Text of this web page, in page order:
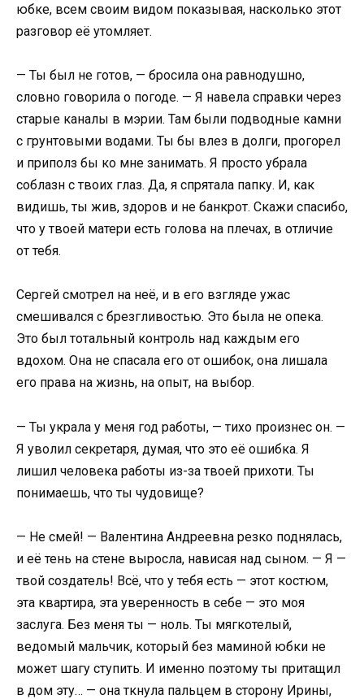
юбке, всем своим видом показывая, насколько этот
разговор её утомляет.
— Ты был не готов, — бросила она равнодушно,
словно говорила о погоде. — Я навела справки через
старые каналы в мэрии. Там были подводные камни
с грунтовыми водами. Ты бы влез в долги, прогорел
и приполз бы ко мне занимать. Я просто убрала
соблазн с твоих глаз. Да, я спрятала папку. И, как
видишь, ты жив, здоров и не банкрот. Скажи спасибо,
что у твоей матери есть голова на плечах, в отличие
от тебя.
Сергей смотрел на неё, и в его взгляде ужас
смешивался с брезгливостью. Это была не опека.
Это был тотальный контроль над каждым его
вдохом. Она не спасала его от ошибок, она лишала
его права на жизнь, на опыт, на выбор.
— Ты украла у меня год работы, — тихо произнес он. —
Я уволил секретаря, думая, что это её ошибка. Я
лишил человека работы из-за твоей прихоти. Ты
понимаешь, что ты чудовище?
— Не смей! — Валентина Андреевна резко поднялась,
и её тень на стене выросла, нависая над сыном. — Я —
твой создатель! Всё, что у тебя есть — этот костюм,
эта квартира, эта уверенность в себе — это моя
заслуга. Без меня ты — ноль. Ты мягкотелый,
ведомый мальчик, который без маминой юбки не
может шагу ступить. И именно поэтому ты притащил
в дом эту… — она ткнула пальцем в сторону Ирины,